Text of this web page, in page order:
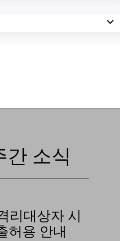
간 소식
리대상자 시
허용 안내